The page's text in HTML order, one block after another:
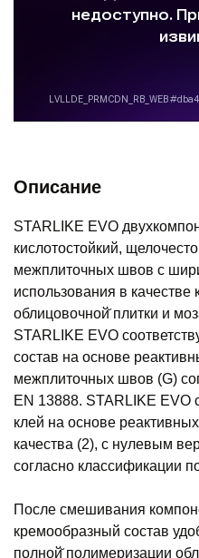
Описание
STARLIKE EVO
кислотостойкий,
межплиточных швов с
использования в качестве
облицовочной̆ плитки и
STARLIKE EVO
состав на основе
межплиточных швов (G)
EN 13888. STARLIKE EVO
клей на основе
качества (2), с нулевым
согласно классификации
После смешивания
кремообразный состав
полной̆ полимеризации